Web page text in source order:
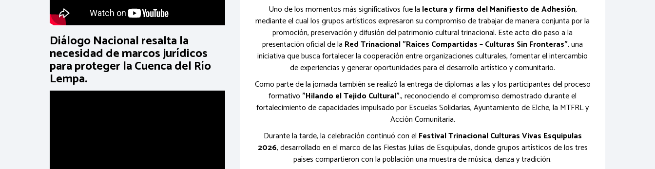
Diálogo Nacional resalta la
necesidad de marcos jurídicos
para proteger la Cuenca del Río
Lempa.
Uno de los momentos más significativos fue la lectura y firma del Manifiesto de Adhesión,
mediante el cual los grupos artísticos expresaron su compromiso de trabajar de manera conjunta por la
promoción, preservación y difusión del patrimonio cultural trinacional. Este acto dio paso a la
presentación oficial de la Red Trinacional "Raíces Compartidas – Culturas Sin Fronteras", una
iniciativa que busca fortalecer la cooperación entre organizaciones culturales, fomentar el intercambio
de experiencias y generar oportunidades para el desarrollo artístico y comunitario.
Como parte de la jornada también se realizó la entrega de diplomas a las y los participantes del proceso
formativo "Hilando el Tejido Cultural"., reconociendo el compromiso demostrado durante el
fortalecimiento de capacidades impulsado por Escuelas Solidarias, Ayuntamiento de Elche, la MTFRL y
Acción Comunitaria.
Durante la tarde, la celebración continuó con el Festival Trinacional Culturas Vivas Esquipulas
2026, desarrollado en el marco de las Fiestas Julias de Esquipulas, donde grupos artísticos de los tres
países compartieron con la población una muestra de música, danza y tradición.